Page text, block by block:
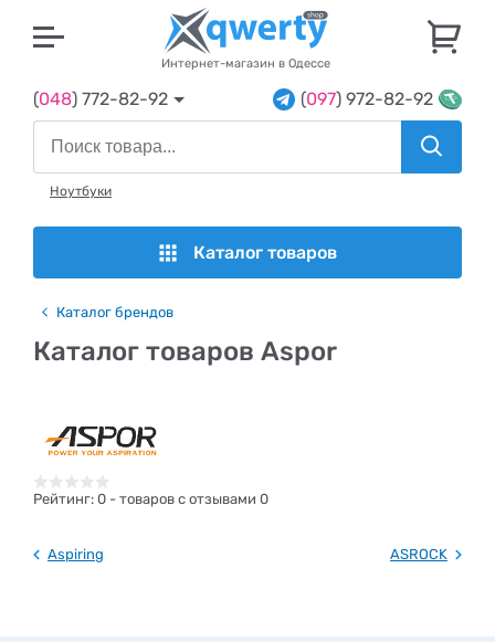
Интернет-магазин в Одессе
(048) 772-82-92 (097) 972-82-92
Ноутбуки
Каталог товаров
Каталог брендов
Каталог товаров Aspor
Рейтинг: 0 - товаров с отзывами 0
Aspiring ASROCK